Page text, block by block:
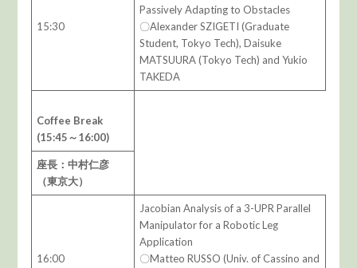
15:30
Passively Adapting to Obstacles
〇Alexander SZIGETI (Graduate
Student, Tokyo Tech), Daisuke
MATSUURA (Tokyo Tech) and Yukio
TAKEDA
Coffee Break
(15:45～16:00)
座長：中村仁彦
（東京大）
16:00
Jacobian Analysis of a 3-UPR Parallel
Manipulator for a Robotic Leg
Application
〇Matteo RUSSO (Univ. of Cassino and